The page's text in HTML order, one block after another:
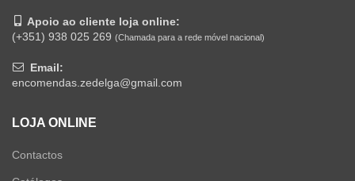
Apoio ao cliente loja online:
(+351) 938 025 269 (Chamada para a rede móvel nacional)
Email:
encomendas.zedelga@gmail.com
LOJA ONLINE
Contactos